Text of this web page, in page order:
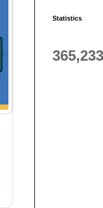
Statistics
365,233